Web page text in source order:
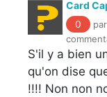
Card
0
S'il y a bien
qu'on dise
!!!! Non non